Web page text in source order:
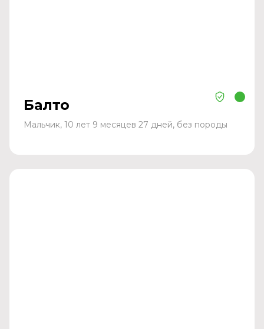
Балто
Мальчик, 10 лет 9 месяцев 27 дней, без породы